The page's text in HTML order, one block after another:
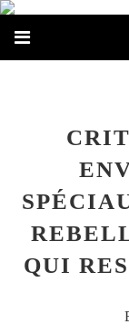
QUI